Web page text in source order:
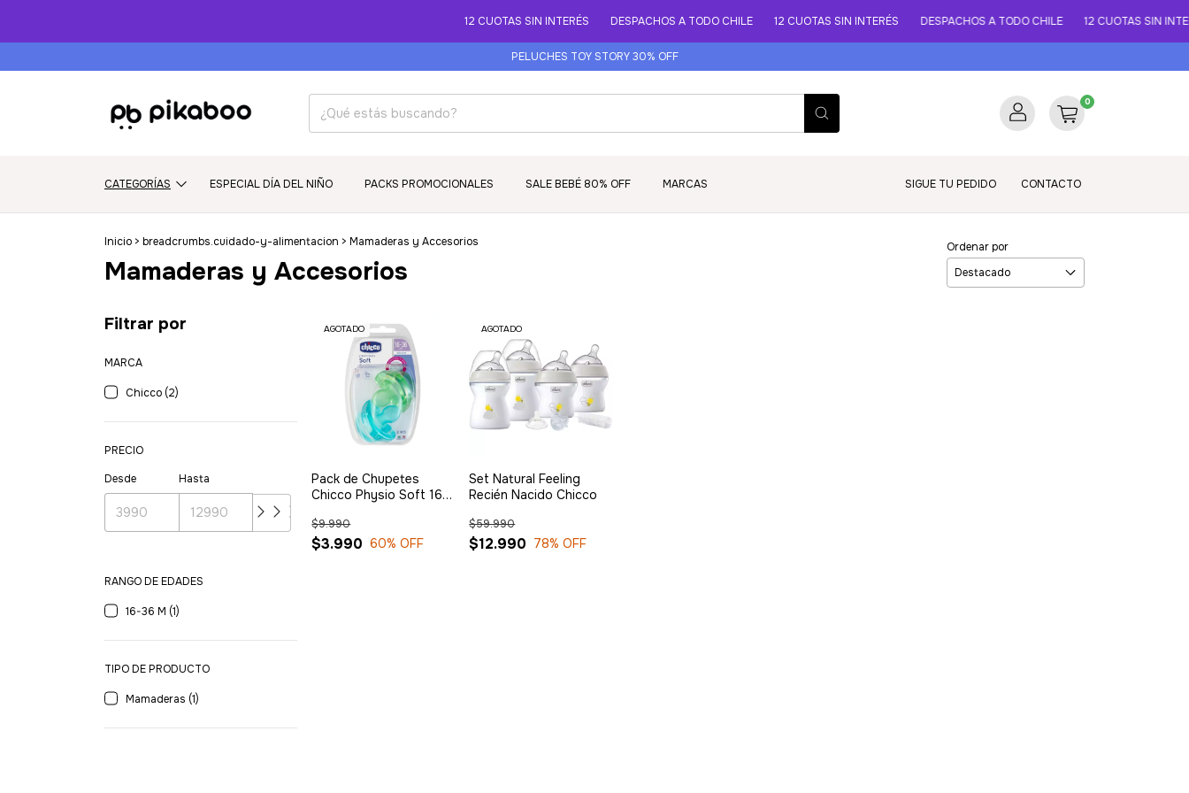
12 CUOTAS SIN INTERÉS DESPACHOS A TODO CHILE 12 CUOTAS SIN INTERÉS DESPACHOS A TODO CHILE 12 CUOTAS SIN
PELUCHES TOY STORY 30% OFF
0
CATEGORÍAS ESPECIAL DÍA DEL NIÑO PACKS PROMOCIONALES SALE BEBÉ 80% OFF MARCAS SIGUE TU PEDIDO CONTACTO
Inicio > breadcrumbs.cuidado-y-alimentacion > Mamaderas y Accesorios
Mamaderas y Accesorios
Ordenar por
Filtrar por
MARCA
Chicco (2)
PRECIO
Desde
Hasta
RANGO DE EDADES
16-36 M (1)
TIPO DE PRODUCTO
Mamaderas (1)
AGOTADO
Pack de Chupetes
Chicco Physio Soft 16-
$3.990
$9.990
60% OFF
AGOTADO
Set Natural Feeling
Recién Nacido Chicco
$12.990
$59.990
78% OFF